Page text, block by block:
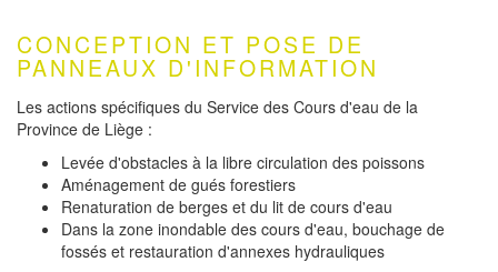
CONCEPTION ET POSE DE
PANNEAUX D'INFORMATION
Les actions spécifiques du Service des Cours d'eau de la
Province de Liège :
Levée d'obstacles à la libre circulation des poissons
Aménagement de gués forestiers
Renaturation de berges et du lit de cours d'eau
Dans la zone inondable des cours d'eau, bouchage de
fossés et restauration d'annexes hydrauliques